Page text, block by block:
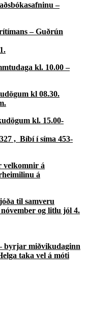
–
– Guðrún
kl. 10.00 –
kl 08.30.
kl. 15.00-
, Bíbí í síma 453-
velkomnir á
á
til samveru
nóvember og litlu jól 4.
byrjar miðvikudaginn
taka vel á móti